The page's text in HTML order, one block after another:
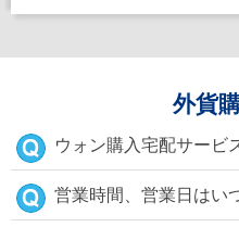
外貨
ウォン購入宅配サービ
営業時間、営業日はい